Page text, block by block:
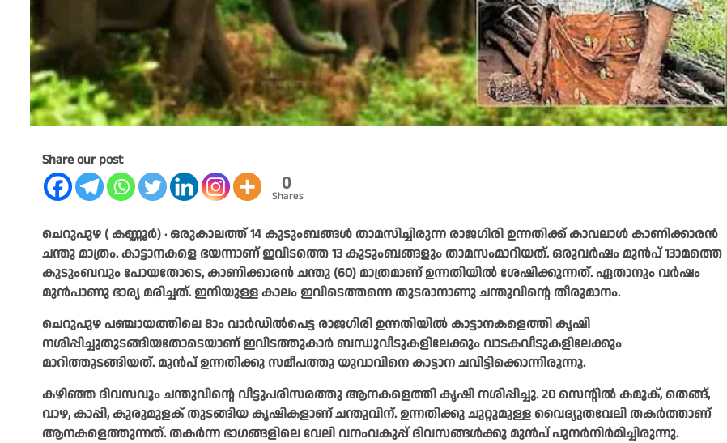
Share our post
0
Shares
ചെറുപുഴ ( കണ്ണൂർ) ∙ ഒരുകാലത്ത് 14 കുടുംബങ്ങൾ താമസിച്ചിരുന്ന രാജഗിരി ഉന്നതിക്ക് കാവലാൾ കാണിക്കാരൻ
ചന്തു മാത്രം. കാട്ടാനകളെ ഭയന്നാണ് ഇവിടത്തെ 13 കുടുംബങ്ങളും താമസംമാറിയത്. ഒരുവർഷം മുൻപ് 13ാമത്തെ
കുടുംബവും പോയതോടെ, കാണിക്കാരൻ ചന്തു (60) മാത്രമാണ് ഉന്നതിയിൽ ശേഷിക്കുന്നത്. ഏതാനും വർഷം
മുൻപാണു ഭാര്യ മരിച്ചത്. ഇനിയുള്ള കാലം ഇവിടെത്തന്നെ തുടരാനാണു ചന്തുവിന്റെ തീരുമാനം.
ചെറുപുഴ പഞ്ചായത്തിലെ 8ാം വാർഡിൽപെട്ട രാജഗിരി ഉന്നതിയിൽ കാട്ടാനകളെത്തി കൃഷി
നശിപ്പിച്ചുതുടങ്ങിയതോടെയാണ് ഇവിടത്തുകാർ ബന്ധുവീടുകളിലേക്കും വാടകവീടുകളിലേക്കും
മാറിത്തുടങ്ങിയത്. മുൻപ് ഉന്നതിക്കു സമീപത്തു യുവാവിനെ കാട്ടാന ചവിട്ടിക്കൊന്നിരുന്നു.
കഴിഞ്ഞ ദിവസവും ചന്തുവിന്റെ വീട്ടുപരിസരത്തു ആനകളെത്തി കൃഷി നശിപ്പിച്ചു. 20 സെന്റിൽ കമുക്, തെങ്ങ്,
വാഴ, കാപ്പി, കുരുമുളക് തുടങ്ങിയ കൃഷികളാണ് ചന്തുവിന്. ഉന്നതിക്കു ചുറ്റുമുള്ള വൈദ്യുതവേലി തകർത്താണ്
ആനകളെത്തുന്നത്. തകർന്ന ഭാഗങ്ങളിലെ വേലി വനംവകുപ്പ് ദിവസങ്ങൾക്കു മുൻപ് പുനർനിർമിച്ചിരുന്നു.